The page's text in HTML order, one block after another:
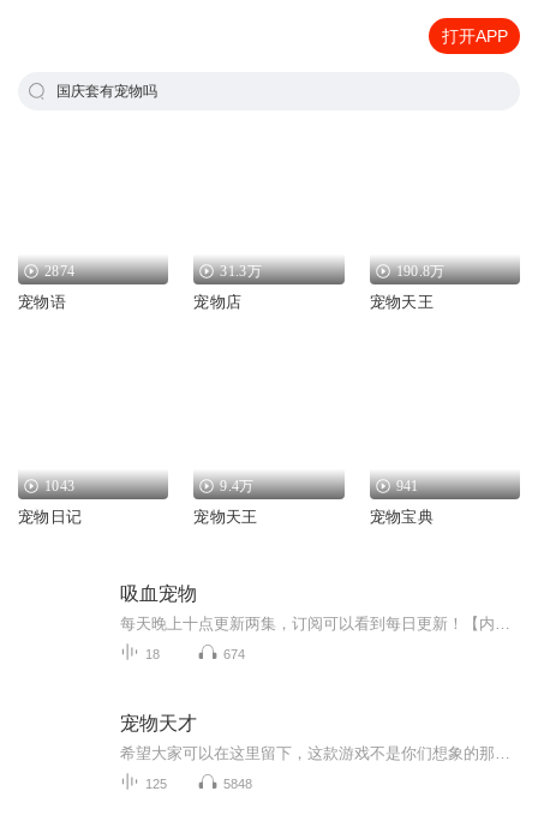
打开APP
国庆套有宠物吗
2874
宠物语
31.3万
宠物店
190.8万
宠物天王
1043
宠物日记
9.4万
宠物天王
941
宠物宝典
吸血宠物
18 674
宠物天才
125 5848